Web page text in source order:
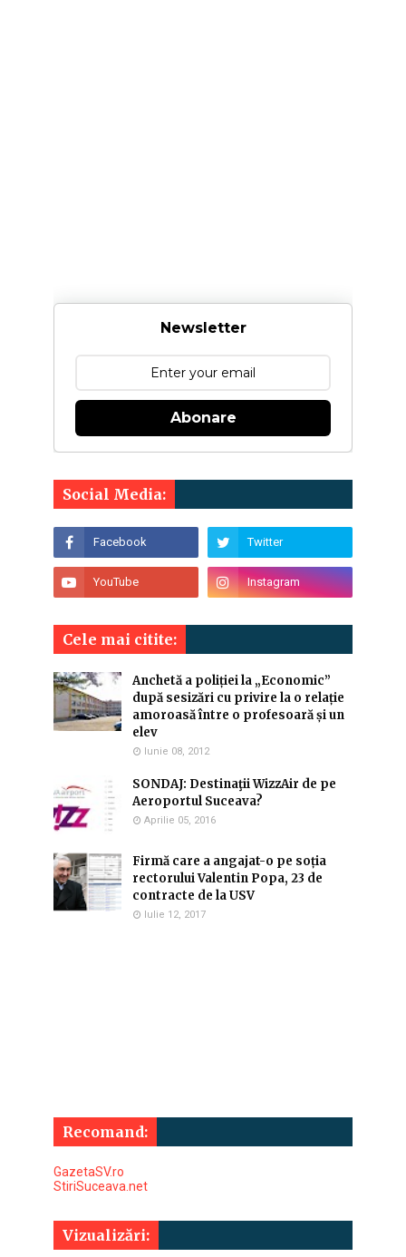
Newsletter
Abonare
Social Media:
Cele mai citite:
Anchetă a poliției la „Economic”
după sesizări cu privire la o relație
amoroasă între o profesoară și un
elev
Iunie 08, 2012
SONDAJ: Destinaţii WizzAir de pe
Aeroportul Suceava?
Aprilie 05, 2016
Firmă care a angajat-o pe soția
rectorului Valentin Popa, 23 de
contracte de la USV
Iulie 12, 2017
Recomand:
GazetaSV.ro
StiriSuceava.net
Vizualizări: